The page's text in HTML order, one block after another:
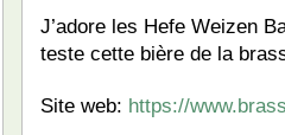
J’adore les Hefe Weizen
teste cette bière de la
Site web: https://